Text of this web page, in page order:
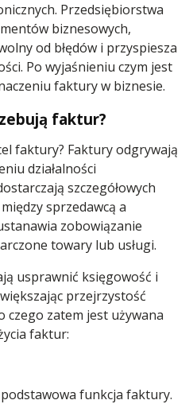
Przedsiębiorstwa
biznesowych,
od błędów i przyspiesza
Po wyjaśnieniu czym jest
faktury w biznesie.
faktur?
faktury? Faktury odgrywają
działalności
szczegółowych
sprzedawcą a
zobowiązanie
towary lub usługi.
usprawnić księgowość i
przejrzystość
czego zatem jest używana
faktur:
funkcja faktury.